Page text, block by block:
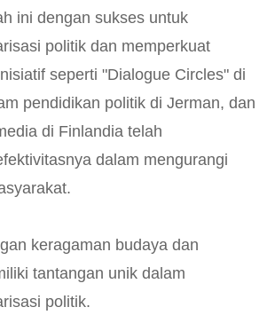
ini dengan sukses untuk
politik dan memperkuat
seperti "Dialogue Circles" di
pendidikan politik di Jerman, dan
di Finlandia telah
dalam mengurangi
keragaman budaya dan
tantangan unik dalam
politik.